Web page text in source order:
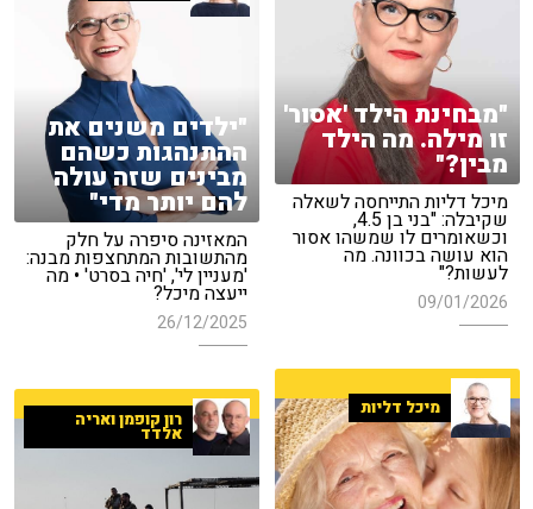
"מבחינת הילד 'אסור'
זו מילה. מה הילד
מבין?"
מיכל דליות התייחסה לשאלה
שקיבלה: "בני בן 4.5,
וכשאומרים לו שמשהו אסור
הוא עושה בכוונה. מה
לעשות?"
09/01/2026
"ילדים משנים את
ההתנהגות כשהם
מבינים שזה עולה
להם יותר מדי"
המאזינה סיפרה על חלק
מהתשובות המתחצפות מבנה:
'מעניין לי', 'חיה בסרט' • מה
ייעצה מיכל?
26/12/2025
מיכל דליות
רון קופמן ואריה
אלדד